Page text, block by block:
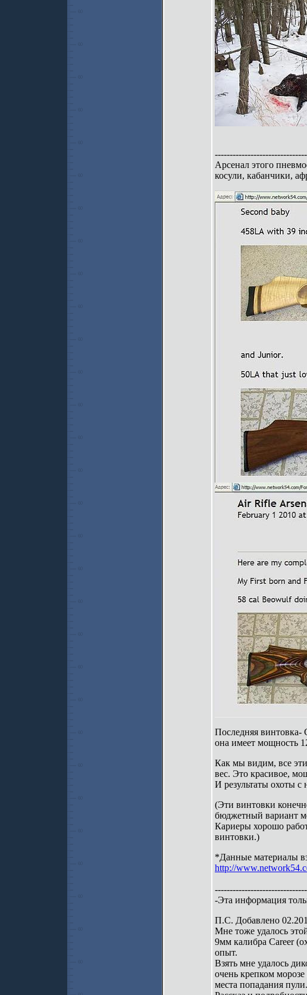
Арсенал этого
косули, кабанчики,
Последняя
она имеет мощность
Как мы видим, все
вес. Это красивое,
И результаты охоты
(Эти винтовки
бюджетный вариант
Кариеры хорошо
винтовки.)
*Данные материалы
http://
-Эта информация
П.С. Добавлено
Мне тоже удалось
9мм калибра Career
опыт.
Взять мне удалось
очень крепком
места попадания пули.